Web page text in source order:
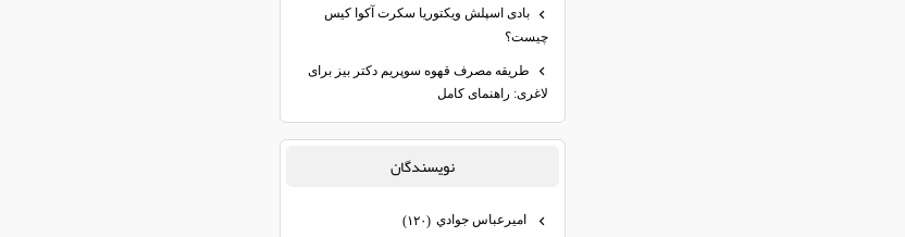
بادی اسپلش ویکتوریا سکرت آکوا کیس
چیست؟
طریقه مصرف قهوه سوپریم دکتر بیز برای
لاغری: راهنمای کامل
نويسندگان
اميرعباس جوادي (۱۲۰)